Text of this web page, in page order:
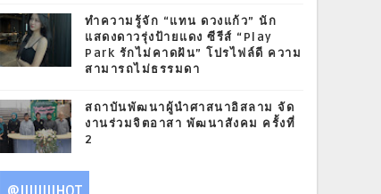
ทำความรู้จัก “แทน ดวงแก้ว” นัก
แสดงดาวรุ่งป้ายแดง ซีรีส์ “Play
Park รักไม่คาดฝัน” โปรไฟล์ดี ความ
สามารถไม่ธรรมดา
สถาบันพัฒนาผู้นำศาสนาอิสลาม จัด
งานร่วมจิตอาสา พัฒนาสังคม ครั้งที่
2